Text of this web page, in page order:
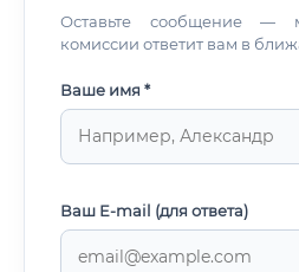
Оставьте сообщение —
комиссии ответит вам в
Ваше имя *
Ваш E-mail (для ответа)